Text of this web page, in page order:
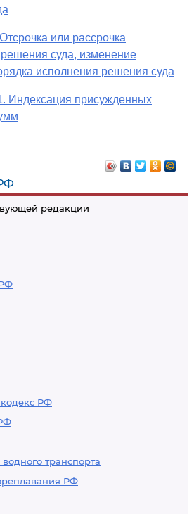
редакции
кодекс РФ
транспорта
РФ
или рассрочка
суда, изменение
исполнения решения суда
Индексация присужденных